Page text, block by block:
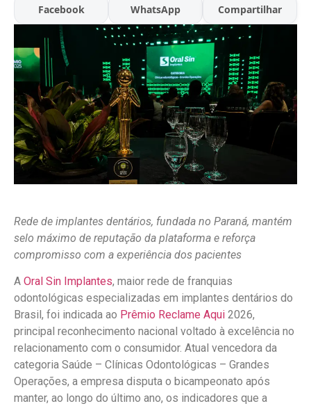
Facebook WhatsApp Compartilhar
Rede de implantes dentários, fundada no Paraná, mantém
selo máximo de reputação da plataforma e reforça
compromisso com a experiência dos pacientes
A Oral Sin Implantes, maior rede de franquias
odontológicas especializadas em implantes dentários do
Brasil, foi indicada ao Prêmio Reclame Aqui 2026,
principal reconhecimento nacional voltado à excelência no
relacionamento com o consumidor. Atual vencedora da
categoria Saúde – Clínicas Odontológicas – Grandes
Operações, a empresa disputa o bicampeonato após
manter, ao longo do último ano, os indicadores que a